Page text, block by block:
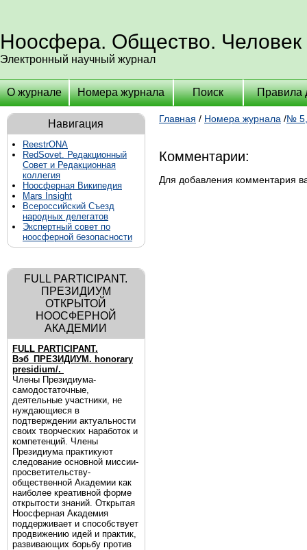
Ноосфера. Общество. Человек
Электронный научный журнал
О журнале Номера журнала Поиск Правила
Навигация
ReestrONA
RedSovet. Редакционный
Совет и Редакционная
коллегия
Ноосферная Википедия
Mars Insight
Всероссийский Съезд
народных делегатов
Экспертный совет по
ноосферной безопасности
FULL PARTICIPANT.
ПРЕЗИДИУМ
ОТКРЫТОЙ
НООСФЕРНОЙ
АКАДЕМИИ
FULL PARTICIPANT.
Вэб_ПРЕЗИДИУМ. honorary
presidium/.
Члены Президиума-
самодостаточные,
деятельные участники, не
нуждающиеся в
подтверждении актуальности
своих творческих наработок и
компетенций. Члены
Президиума практикуют
следование основной миссии-
просветительству-
общественной Академии как
наиболее креативной форме
открытости знаний. Открытая
Ноосферная Академия
поддерживает и способствует
продвижению идей и практик,
развивающих борьбу против
Главная / Номера журнала /№
Комментарии:
Для добавления комментария